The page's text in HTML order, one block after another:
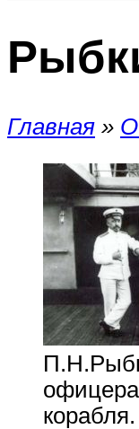
Главная » О